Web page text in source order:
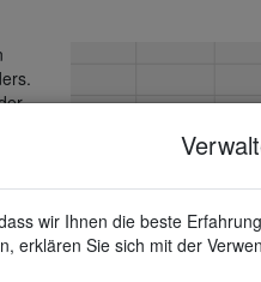
wir Ihnen die beste
erklären Sie sich mit der